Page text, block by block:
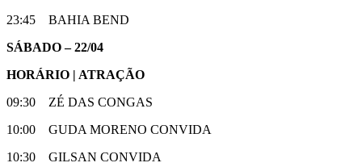
23:45 BAHIA BEND
SÁBADO – 22/04
HORÁRIO | ATRAÇÃO
09:30 ZÉ DAS CONGAS
10:00 GUDA MORENO CONVIDA
10:30 GILSAN CONVIDA